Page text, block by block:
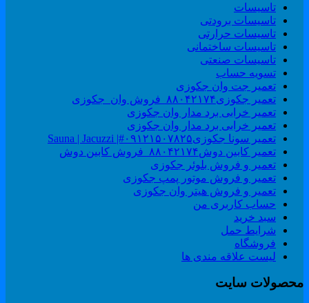
تاسیسات
تاسیسات برودتی
تاسیسات حرارتی
تاسیسات ساختمانی
تاسیسات صنعتی
تسویه حساب
تعمیر جت وان جکوزی
تعمیر جکوزی۸۸۰۴۲۱۷۴_فروش وان_جکوزی
تعمیر خرابی برد مدار وان جکوزی
تعمیر خرابی برد مدار وان جکوزی
تعمیر سونا جکوزی۰۹۱۲۱۵۰۷۸۲۵#| Sauna | Jacuzzi
تعمیر کابین دوش۸۸۰۴۲۱۷۴_فروش کابین دوش
تعمیر و فروش بلوئر جکوزی
تعمیر و فروش موتور پمپ جکوزی
تعمیر و فروش هیتر وان جکوزی
حساب کاربری من
سبد خرید
شرایط حمل
فروشگاه
لیست علاقه مندی ها
سایت